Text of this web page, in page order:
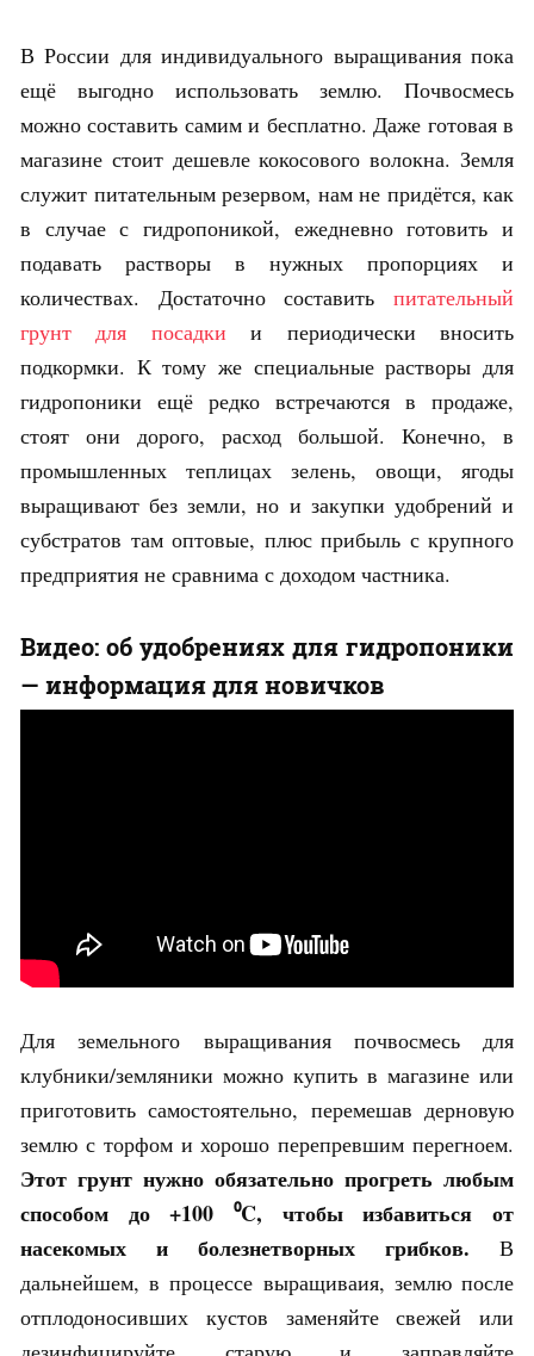
В России для индивидуального выращивания пока
ещё выгодно использовать землю. Почвосмесь
можно составить самим и бесплатно. Даже готовая в
магазине стоит дешевле кокосового волокна. Земля
служит питательным резервом, нам не придётся, как
в случае с гидропоникой, ежедневно готовить и
подавать растворы в нужных пропорциях и
количествах. Достаточно составить питательный
грунт для посадки и периодически вносить
подкормки. К тому же специальные растворы для
гидропоники ещё редко встречаются в продаже,
стоят они дорого, расход большой. Конечно, в
промышленных теплицах зелень, овощи, ягоды
выращивают без земли, но и закупки удобрений и
субстратов там оптовые, плюс прибыль с крупного
предприятия не сравнима с доходом частника.
Видео: об удобрениях для гидропоники
— информация для новичков
Для земельного выращивания почвосмесь для
клубники/земляники можно купить в магазине или
приготовить самостоятельно, перемешав дерновую
землю с торфом и хорошо перепревшим перегноем.
Этот грунт нужно обязательно прогреть любым
способом до +100 ⁰C, чтобы избавиться от
насекомых и болезнетворных грибков. В
дальнейшем, в процессе выращиваия, землю после
отплодоносивших кустов заменяйте свежей или